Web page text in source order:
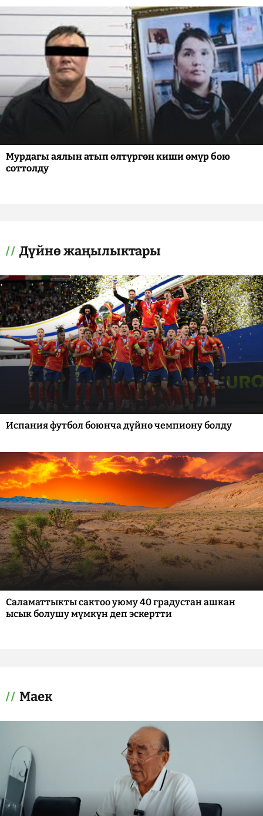
Мурдагы аялын атып өлтүргөн киши өмүр бою
соттолду
Дүйнө жаңылыктары
Испания футбол боюнча дүйнө чемпиону болду
Саламаттыкты сактоо уюму 40 градустан ашкан
ысык болушу мүмкүн деп эскертти
Маек